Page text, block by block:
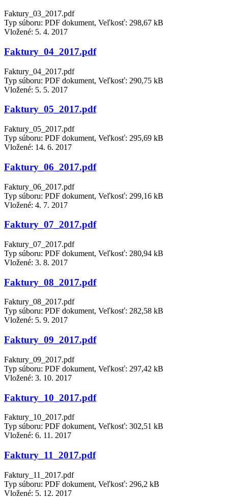
Faktury_03_2017.pdf
Typ súboru: PDF dokument, Veľkosť: 298,67 kB
Vložené: 5. 4. 2017
Faktury_04_2017.pdf
Faktury_04_2017.pdf
Typ súboru: PDF dokument, Veľkosť: 290,75 kB
Vložené: 5. 5. 2017
Faktury_05_2017.pdf
Faktury_05_2017.pdf
Typ súboru: PDF dokument, Veľkosť: 295,69 kB
Vložené: 14. 6. 2017
Faktury_06_2017.pdf
Faktury_06_2017.pdf
Typ súboru: PDF dokument, Veľkosť: 299,16 kB
Vložené: 4. 7. 2017
Faktury_07_2017.pdf
Faktury_07_2017.pdf
Typ súboru: PDF dokument, Veľkosť: 280,94 kB
Vložené: 3. 8. 2017
Faktury_08_2017.pdf
Faktury_08_2017.pdf
Typ súboru: PDF dokument, Veľkosť: 282,58 kB
Vložené: 5. 9. 2017
Faktury_09_2017.pdf
Faktury_09_2017.pdf
Typ súboru: PDF dokument, Veľkosť: 297,42 kB
Vložené: 3. 10. 2017
Faktury_10_2017.pdf
Faktury_10_2017.pdf
Typ súboru: PDF dokument, Veľkosť: 302,51 kB
Vložené: 6. 11. 2017
Faktury_11_2017.pdf
Faktury_11_2017.pdf
Typ súboru: PDF dokument, Veľkosť: 296,2 kB
Vložené: 5. 12. 2017